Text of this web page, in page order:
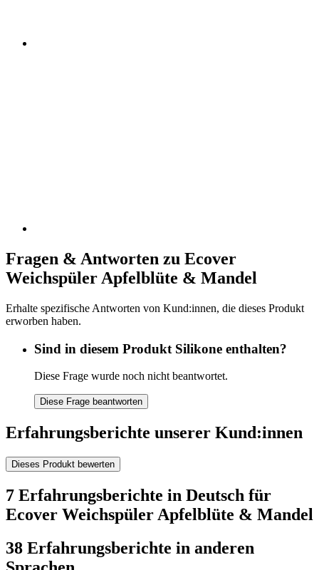
Fragen & Antworten zu Ecover
Weichspüler Apfelblüte & Mandel
Erhalte spezifische Antworten von Kund:innen, die dieses Produkt
erworben haben.
Sind in diesem Produkt Silikone enthalten?
Diese Frage wurde noch nicht beantwortet.
Diese Frage beantworten
Erfahrungsberichte unserer Kund:innen
Dieses Produkt bewerten
7 Erfahrungsberichte in Deutsch für
Ecover Weichspüler Apfelblüte & Mandel
38 Erfahrungsberichte in anderen